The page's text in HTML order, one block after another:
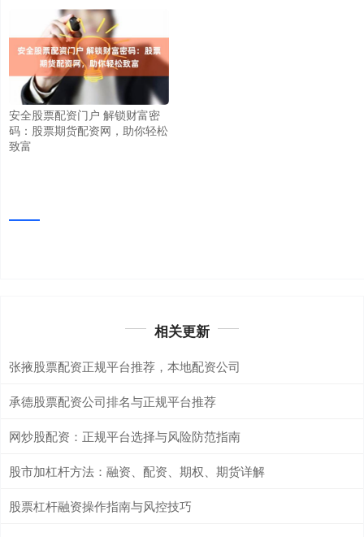
安全股票配资门户 解锁财富密
码：股票期货配资网，助你轻松
致富
相关更新
张掖股票配资正规平台推荐，本地配资公司
承德股票配资公司排名与正规平台推荐
网炒股配资：正规平台选择与风险防范指南
股市加杠杆方法：融资、配资、期权、期货详解
股票杠杆融资操作指南与风控技巧